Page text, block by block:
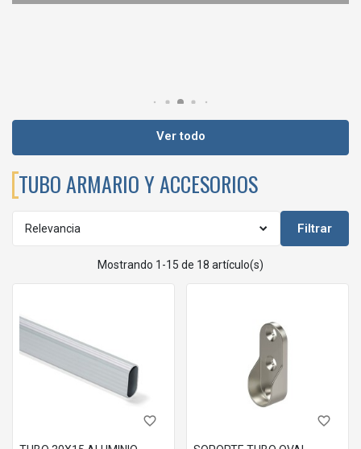
Ver todo
TUBO ARMARIO Y ACCESORIOS
Relevancia Filtrar
Mostrando 1-15 de 18 artículo(s)
favorite_border favorite_border